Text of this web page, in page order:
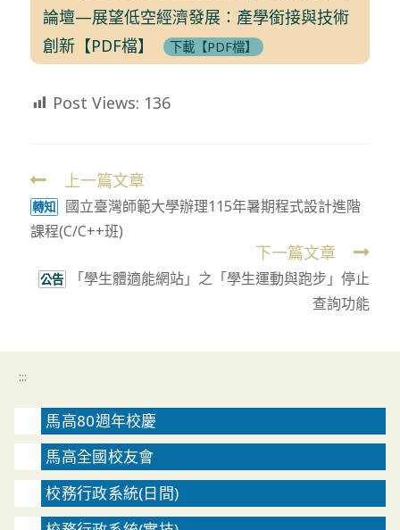
論壇—展望低空經濟發展：產學銜接與技術
創新【PDF檔】
下載【PDF檔】
Post Views: 136
Read
more
articles
上一篇文章
轉知
國立臺灣師範大學辦理115年暑期程式設計進階
課程(C/C++班)
下一篇文章
公告
「學生體適能網站」之「學生運動與跑步」停止
查詢功能
:::
馬高80週年校慶
馬高全國校友會
校務行政系統(日間)